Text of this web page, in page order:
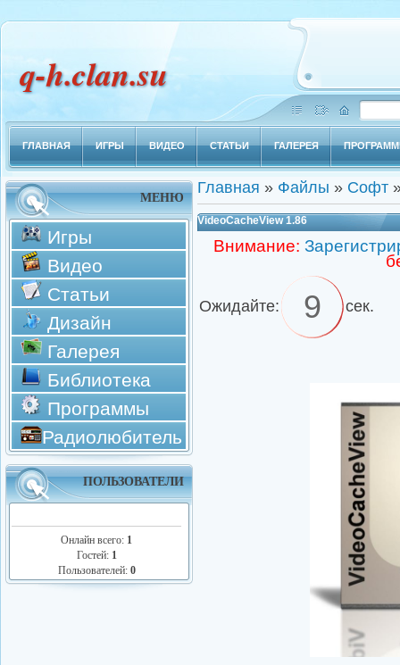
q-h.clan.su
ГЛАВНАЯ ИГРЫ ВИДЕО СТАТЬИ ГАЛЕРЕЯ
МЕНЮ
Игры
Видео
Статьи
Дизайн
Галерея
Библиотека
Программы
Радиолюбитель
ПОЛЬЗОВАТЕЛИ
Онлайн всего: 1
Гостей: 1
Пользователей: 0
Главная » Файлы » Софт
VideoCacheView 1.86
Внимание:
Ожидайте: 8 сек.